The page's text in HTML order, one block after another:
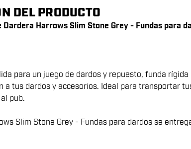
DEL PRODUCTO
Dardera Harrows Slim Stone Grey - Fundas para
para un juego de dardos y repuesto, funda rígida
a tus dardos y accesorios. Ideal para transportar
pub.
Slim Stone Grey - Fundas para dardos se